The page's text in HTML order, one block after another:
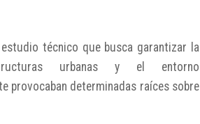
técnico que busca garantizar la
urbanas y el entorno
provocaban determinadas raíces sobre